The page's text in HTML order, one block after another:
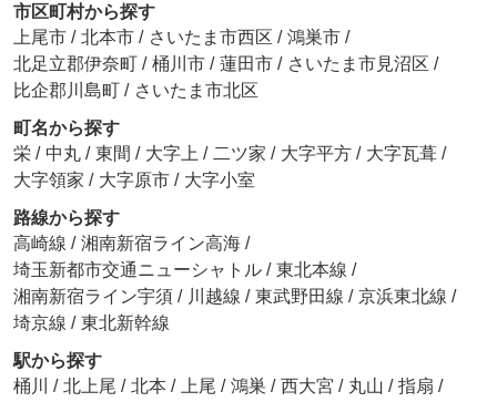
市区町村から探す
上尾市 / 北本市 / さいたま市西区 / 鴻巣市 /
北足立郡伊奈町 / 桶川市 / 蓮田市 / さいたま市見沼区 /
比企郡川島町 / さいたま市北区
町名から探す
栄 / 中丸 / 東間 / 大字上 / 二ツ家 / 大字平方 / 大字瓦葺 /
大字領家 / 大字原市 / 大字小室
路線から探す
高崎線 / 湘南新宿ライン高海 /
埼玉新都市交通ニューシャトル / 東北本線 /
湘南新宿ライン宇須 / 川越線 / 東武野田線 / 京浜東北線 /
埼京線 / 東北新幹線
駅から探す
桶川
/ 北上尾 / 北本 / 上尾 / 鴻巣 / 西大宮 / 丸山 / 指扇 /